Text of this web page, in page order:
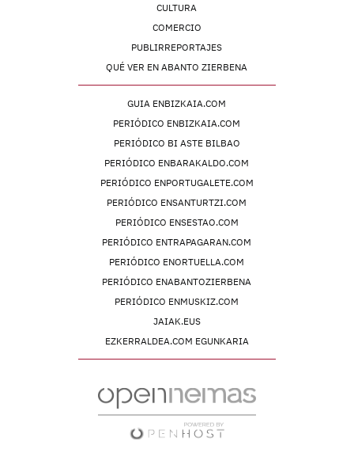
CULTURA
COMERCIO
PUBLIRREPORTAJES
QUÉ VER EN ABANTO ZIERBENA
GUIA ENBIZKAIA.COM
PERIÓDICO ENBIZKAIA.COM
PERIÓDICO BI ASTE BILBAO
PERIÓDICO ENBARAKALDO.COM
PERIÓDICO ENPORTUGALETE.COM
PERIÓDICO ENSANTURTZI.COM
PERIÓDICO ENSESTAO.COM
PERIÓDICO ENTRAPAGARAN.COM
PERIÓDICO ENORTUELLA.COM
PERIÓDICO ENABANTOZIERBENA
PERIÓDICO ENMUSKIZ.COM
JAIAK.EUS
EZKERRALDEA.COM EGUNKARIA